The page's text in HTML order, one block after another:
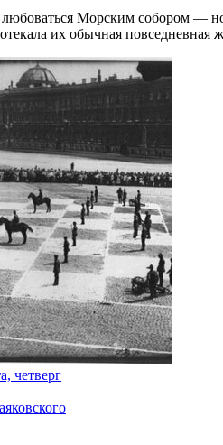
Морским собором — но
их обычная повседневная
четверг